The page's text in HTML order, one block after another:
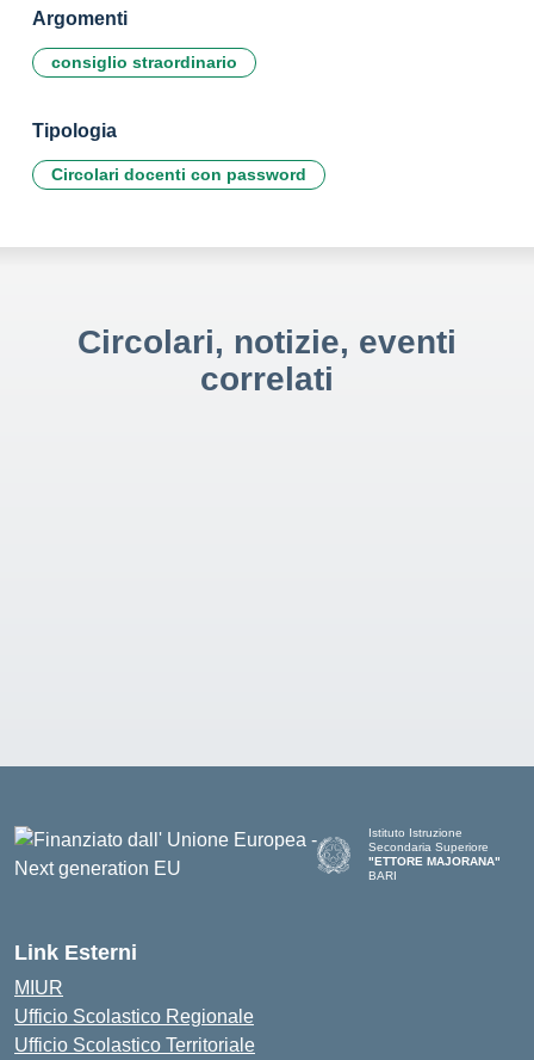
Argomenti
consiglio straordinario
Tipologia
Circolari docenti con password
Circolari, notizie, eventi
correlati
Istituto Istruzione
Secondaria Superiore
"ETTORE MAJORANA"
BARI
Link Esterni
MIUR
Ufficio Scolastico Regionale
Ufficio Scolastico Territoriale